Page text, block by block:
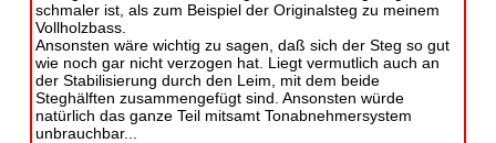
schmaler ist, als zum Beispiel der Originalsteg zu meinem
Vollholzbass.
Ansonsten wäre wichtig zu sagen, daß sich der Steg so gut
wie noch gar nicht verzogen hat. Liegt vermutlich auch an
der Stabilisierung durch den Leim, mit dem beide
Steghälften zusammengefügt sind. Ansonsten würde
natürlich das ganze Teil mitsamt Tonabnehmersystem
unbrauchbar...